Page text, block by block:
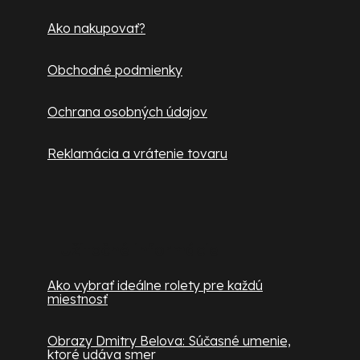
Ako nakupovať?
Obchodné podmienky
Ochrana osobných údajov
Reklamácia a vrátenie tovaru
Ako vybrať ideálne rolety pre každú
miestnosť
Obrazy Dmitry Belova: Súčasné umenie,
ktoré udáva smer